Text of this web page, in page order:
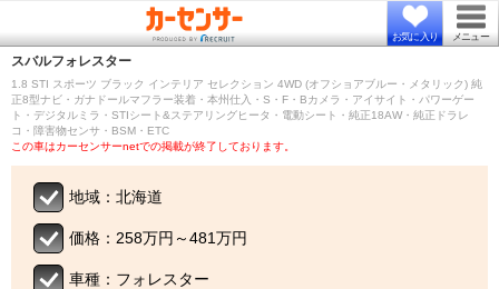
お気に入り メニュー
スバルフォレスター
1.8 STI スポーツ ブラック インテリア セレクション 4WD (オフショアブルー・メタリック) 純
正8型ナビ・ガナドールマフラー装着・本州仕入・S・F・Bカメラ・アイサイト・パワーゲー
ト・デジタルミラ・STIシート&ステアリングヒータ・電動シート・純正18AW・純正ドラレ
コ・障害物センサ・BSM・ETC
この車はカーセンサーnetでの掲載が終了しております。
地域：北海道
価格：258万円～481万円
車種：フォレスター